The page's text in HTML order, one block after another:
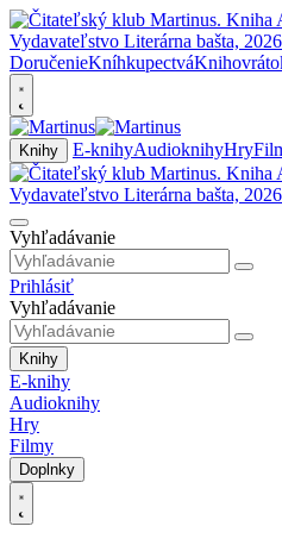
DoručenieKníhkupectvá
Knihy E-knihyAudioknihyHry
Vyhľadávanie
Prihlásiť
Vyhľadávanie
Knihy
E-knihy
Audioknihy
Hry
Filmy
Doplnky